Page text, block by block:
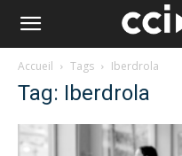
Accueil Tags Iberdrola
Tag: Iberdrola